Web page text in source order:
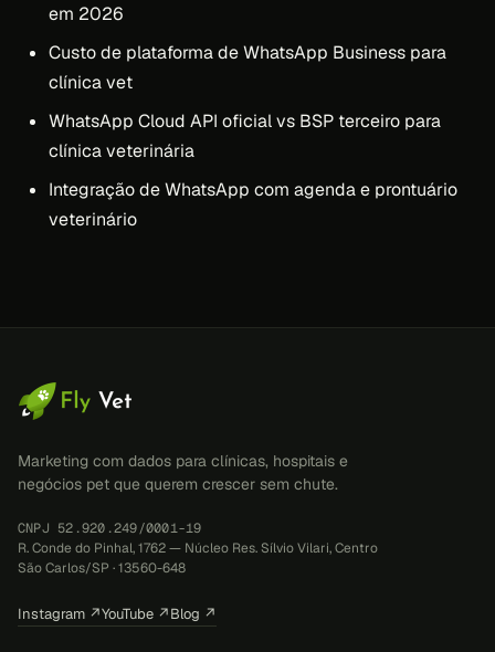
em 2026
Custo de plataforma de WhatsApp Business para
clínica vet
WhatsApp Cloud API oficial vs BSP terceiro para
clínica veterinária
Integração de WhatsApp com agenda e prontuário
veterinário
Marketing com dados para clínicas, hospitais e
negócios pet que querem crescer sem chute.
CNPJ 52.920.249/0001-19
R. Conde do Pinhal, 1762 — Núcleo Res. Sílvio Vilari, Centro
São Carlos/SP · 13560-648
Instagram ↗YouTube ↗Blog ↗